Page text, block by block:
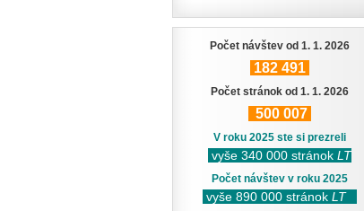
Počet návštev od 1. 1. 2026
182 491
Počet stránok od 1. 1. 2026
500 007
V roku 2025 ste si prezreli
vyše 340 000 stránok LT
Počet návštev v roku 2025
vyše 890 000 stránok LT